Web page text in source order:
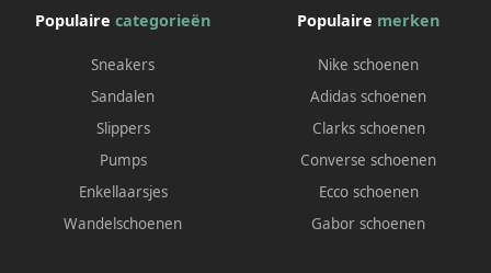
Populaire categorieën
Sneakers
Sandalen
Slippers
Pumps
Enkellaarsjes
Wandelschoenen
Populaire merken
Nike schoenen
Adidas schoenen
Clarks schoenen
Converse schoenen
Ecco schoenen
Gabor schoenen